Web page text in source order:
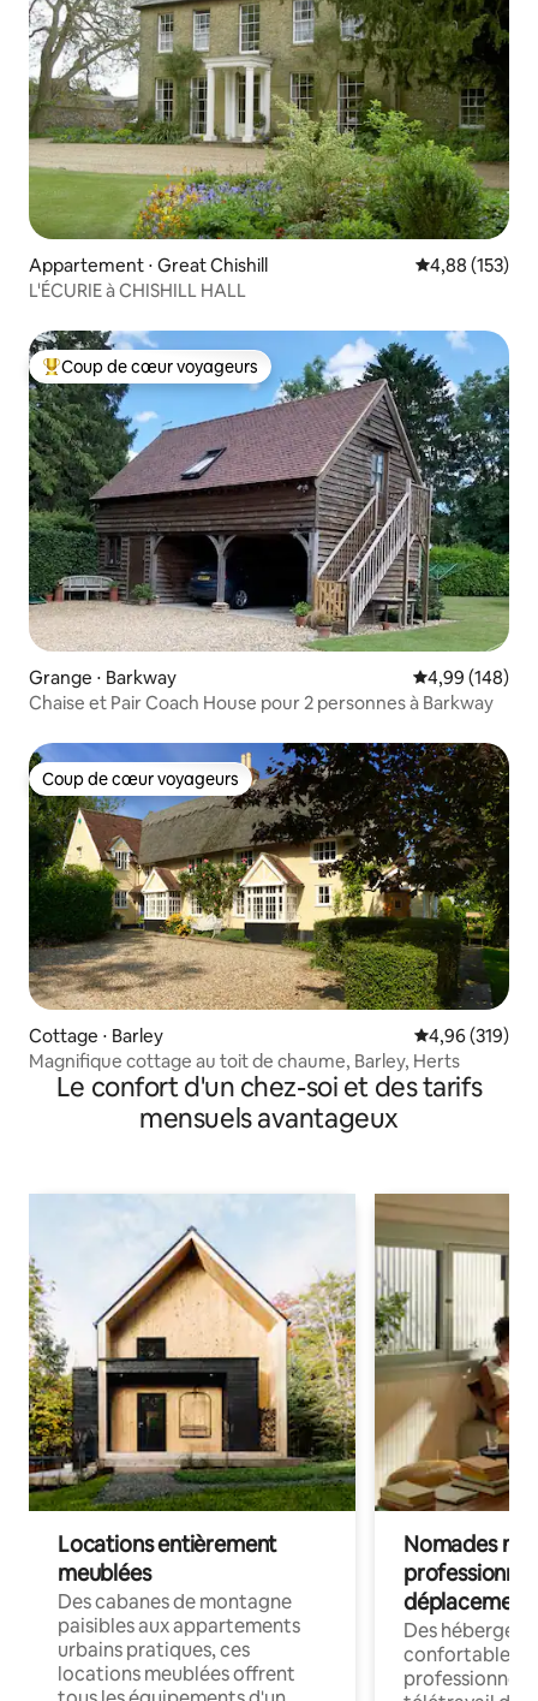
Appartement ⋅ Great Chishill Évaluation
4,88 (153)
L'ÉCURIE à CHISHILL HALL
Coups de cœur voyageurs les plus appréciés
Coup de cœur voyageurs
Grange ⋅ Barkway Évaluation
4,99 (148)
Chaise et Pair Coach House pour 2 personnes à Barkway
Coup de cœur voyageurs
Coup de cœur voyageurs
Cottage ⋅ Barley Évaluation
4,96 (319)
Magnifique cottage au toit de chaume, Barley, Herts
Le confort d'un chez-soi et des tarifs
mensuels avantageux
Locations entièrement
meublées
Des cabanes de montagne
paisibles aux appartements
urbains pratiques, ces
locations meublées offrent
Nomades
déplacement
Des
confortables
professionnels